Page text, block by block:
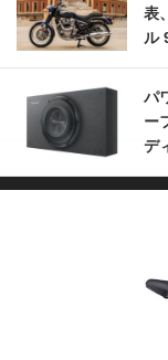
表
ル
パ
ー
デ